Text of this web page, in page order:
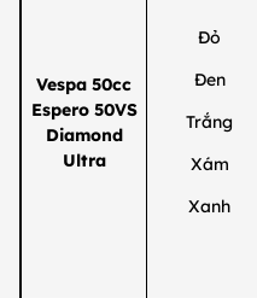
Vespa 50cc
Espero 50VS
Diamond
Ultra
Đỏ
Đen
Trắng
Xám
Xanh